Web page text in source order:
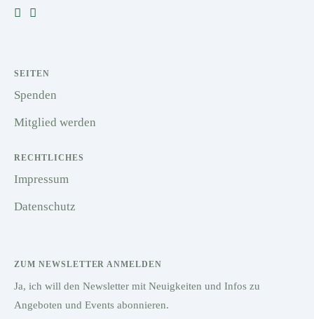
SEITEN
Spenden
Mitglied werden
RECHTLICHES
Impressum
Datenschutz
ZUM NEWSLETTER ANMELDEN
Ja, ich will den Newsletter mit Neuigkeiten und Infos zu
Angeboten und Events abonnieren.